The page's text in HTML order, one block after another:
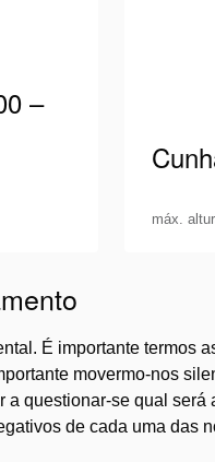
–
+
máx.
É importante termos
movermo-nos
questionar-se qual será
de cada uma das